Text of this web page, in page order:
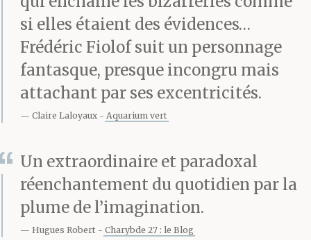
fond du bon côté.
Voyage.
Il arrive qu’il s’efforce
voudrait qu’il soit. Il se
rend à un dîner, à une
soirée chez des amis, il
si elles étaient des évidences…
Frédéric Fiolof suit un personnage
fantasque, presque incongru mais
attachant par ses excentricités.
Claire Laloyaux Aquarium vert
Un extraordinaire et paradoxal
réenchantement du quotidien par la
plume de l’imagination.
Hugues Robert Charybde 27 : le Blog